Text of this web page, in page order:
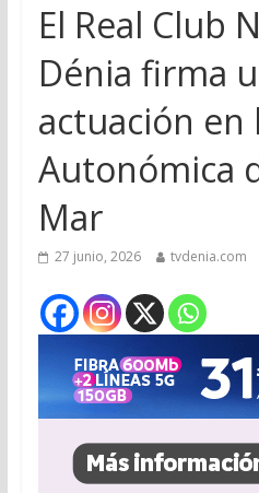
El Real Club
Dénia firma
actuación en
Autonómica
Mar
27 junio, 2026 tvdenia.com